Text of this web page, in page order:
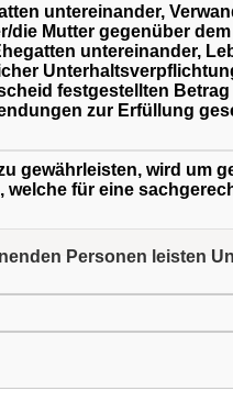
untereinander,
die Mutter gegenüber
untereinander,
festgestellten
zur Erfüllung
gewährleisten, wird um
für eine
Personen leisten